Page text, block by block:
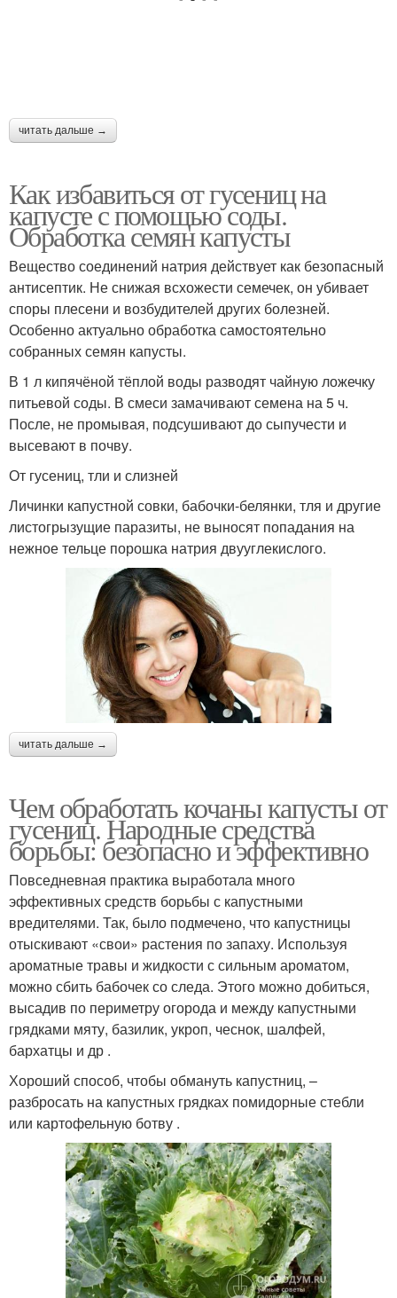
читать дальше →
Как избавиться от гусениц на
капусте с помощью соды.
Обработка семян капусты
Вещество соединений натрия действует как безопасный
антисептик. Не снижая всхожести семечек, он убивает
споры плесени и возбудителей других болезней.
Особенно актуально обработка самостоятельно
собранных семян капусты.
В 1 л кипячёной тёплой воды разводят чайную ложечку
питьевой соды. В смеси замачивают семена на 5 ч.
После, не промывая, подсушивают до сыпучести и
высевают в почву.
От гусениц, тли и слизней
Личинки капустной совки, бабочки-белянки, тля и другие
листогрызущие паразиты, не выносят попадания на
нежное тельце порошка натрия двууглекислого.
читать дальше →
Чем обработать кочаны капусты от
гусениц. Народные средства
борьбы: безопасно и эффективно
Повседневная практика выработала много
эффективных средств борьбы с капустными
вредителями. Так, было подмечено, что капустницы
отыскивают «свои» растения по запаху. Используя
ароматные травы и жидкости с сильным ароматом,
можно сбить бабочек со следа. Этого можно добиться,
высадив по периметру огорода и между капустными
грядками мяту, базилик, укроп, чеснок, шалфей,
бархатцы и др .
Хороший способ, чтобы обмануть капустниц, –
разбросать на капустных грядках помидорные стебли
или картофельную ботву .